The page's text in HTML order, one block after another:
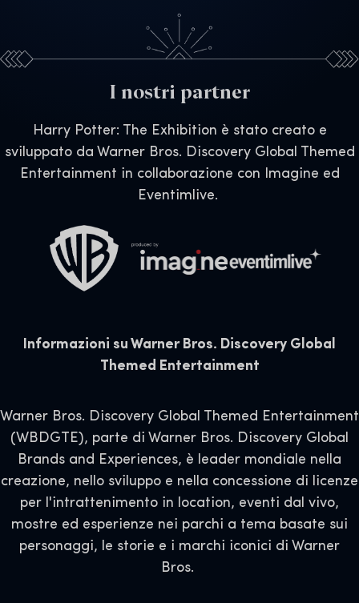
I nostri partner
Harry Potter: The Exhibition è stato creato e
sviluppato da Warner Bros. Discovery Global Themed
Entertainment in collaborazione con Imagine ed
Eventimlive.
Informazioni su Warner Bros. Discovery Global
Themed Entertainment
Warner Bros. Discovery Global Themed Entertainment
(WBDGTE), parte di Warner Bros. Discovery Global
Brands and Experiences, è leader mondiale nella
creazione, nello sviluppo e nella concessione di licenze
per l'intrattenimento in location, eventi dal vivo,
mostre ed esperienze nei parchi a tema basate sui
personaggi, le storie e i marchi iconici di Warner
Bros.